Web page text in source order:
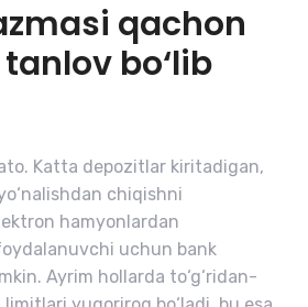
qachon
bo‘lib
Katta depozitlar kiritadigan,
chiqishni
hamyonlardan
uchun bank
Ayrim hollarda to‘g‘ridan-